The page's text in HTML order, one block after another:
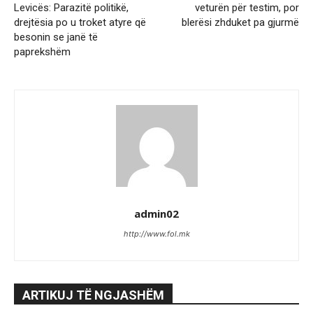
Levicës: Parazitë politikë,
drejtësia po u troket atyre që
besonin se janë të
paprekshëm
veturën për testim, por
blerësi zhduket pa gjurmë
admin02
http://www.fol.mk
ARTIKUJ TË NGJASHËM